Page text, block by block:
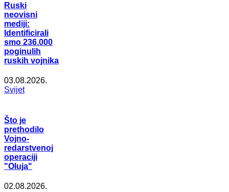
Ruski
neovisni
mediji:
Identificirali
smo 236.000
poginulih
ruskih vojnika
03.08.2026.
Svijet
Što je
prethodilo
Vojno-
redarstvenoj
operaciji
"Oluja"
02.08.2026.